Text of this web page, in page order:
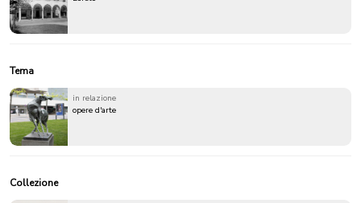
Tema
in relazione
opere d'arte
Collezione